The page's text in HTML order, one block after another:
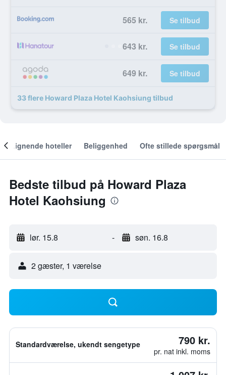
565 kr. Se tilbud
643 kr. Se tilbud
649 kr. Se tilbud
33 flere Howard Plaza Hotel Kaohsiung tilbud
Lignende hoteller Beliggenhed Ofte stillede spørgsmål
Bedste tilbud på Howard Plaza
Hotel Kaohsiung
lør. 15.8 - søn. 16.8
2 gæster, 1 værelse
Standardværelse, ukendt sengetype 790 kr.
pr. nat inkl. moms